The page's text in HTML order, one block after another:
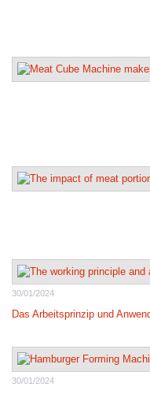
30/01/2024
Das Arbeitsprinzip und
30/01/2024